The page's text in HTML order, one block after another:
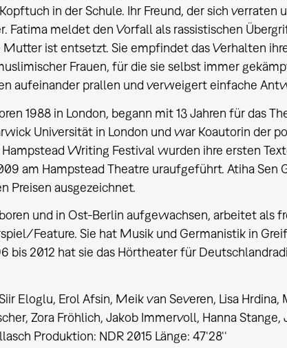
in der Schule. Ihr Freund, der sich verraten
Fatima meldet den Vorfall als rassistischen
ist entsetzt. Sie empfindet das Verhalten
Frauen, für die sie selbst immer
aufeinander prallen und verweigert einfache
1988 in London, begann mit 13 Jahren für das
Universität in London und war Koautorin der
Writing Festival wurden ihre ersten
am Hampstead Theatre uraufgeführt. Atiha Sen
Preisen ausgezeichnet.
und in Ost-Berlin aufgewachsen, arbeitet als
Feature. Sie hat Musik und Germanistik in
bis 2012 hat sie das Hörtheater für
Eloglu, Erol Afsin, Meik van Severen, Lisa
Zora Fröhlich, Jakob Immervoll, Hanna Stange,
Produktion: NDR 2015 Länge: 47‘28‘‘